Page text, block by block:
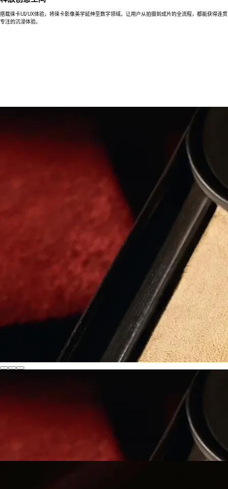
搭载徕卡UI/UX体验，将徕卡影像美学延伸至数字领域。让用户从拍摄到成片的全流程，都能获得连贯
专注的沉浸体验。